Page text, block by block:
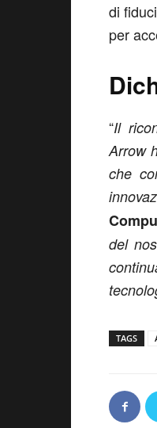
di
per
“Il
Arrow
che
del
TAGS